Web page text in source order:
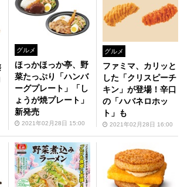
グルメ
ほっかほっか亭、野
菜たっぷり「ハンバ
ーグプレート」「し
ょうが焼プレート」
新発売
2021年02月28日 15:00
グルメ
ファミマ、カリッと
した「クリスピーチ
キン」が登場！辛口
の「ハバネロホッ
ト」も
2021年02月28日 16:00